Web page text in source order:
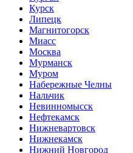
Курск
Липецк
Магнитогорск
Миасс
Москва
Мурманск
Муром
Набережные Челны
Нальчик
Невинномысск
Нефтекамск
Нижневартовск
Нижнекамск
Нижний Новгород